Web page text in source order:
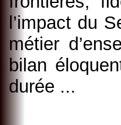
l’impact du
métier
bilan
durée ...